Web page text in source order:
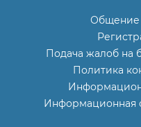
Общение
Подача жалоб на
Политика
Информационная